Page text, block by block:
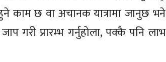
काम छ वा अचानक यात्रामा जानुछ भने
गरी प्रारम्भ गर्नुहोला, पक्कै पनि लाभ